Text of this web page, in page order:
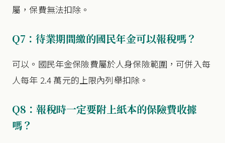
屬，保費無法扣除。
Q7：待業期間繳的國民年金可以報稅嗎？
可以。國民年金保險費屬於人身保險範圍，可併入每
人每年 2.4 萬元的上限內列舉扣除。
Q8：報稅時一定要附上紙本的保險費收據
嗎？